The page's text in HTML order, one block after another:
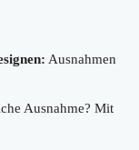
Ausnahmen
Ausnahme? Mit